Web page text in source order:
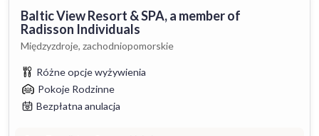
Baltic View Resort & SPA, a member of
Radisson Individuals
Międzyzdroje, zachodniopomorskie
Różne opcje wyżywienia
Pokoje Rodzinne
Bezpłatna anulacja